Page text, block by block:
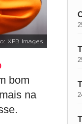
XPB Images
bom
na